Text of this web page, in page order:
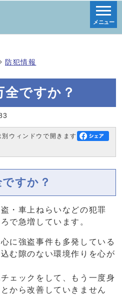
メニュー
防犯情報
全ですか？
ウィンドウで開きます
すか？
・車上ねらいなどの犯罪
で急増しています。
に強盗事件も多発している
む隙のない環境作りを心が
ェックをして、もう一度身
から改善していきません